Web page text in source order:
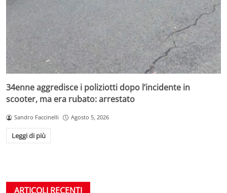
34enne aggredisce i poliziotti dopo l’incidente in
scooter, ma era rubato: arrestato
Sandro Faccinelli Agosto 5, 2026
Leggi di più
ARTICOLI RECENTI